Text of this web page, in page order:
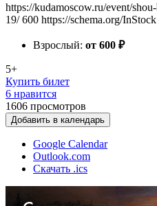
https://kudamoscow.ru/event/
19/ 600 https://schema.org/InStock
Взрослый: от 600 ₽
5+
Купить билет
6 нравится
1606 просмотров
Добавить в календарь
Google Calendar
Outlook.com
Скачать .ics